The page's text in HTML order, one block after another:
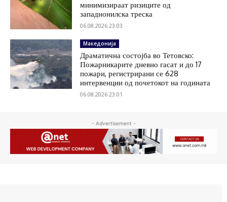
минимизираат ризиците од
западнонилска треска
06.08.2026 23:03
Македонија
Драматична состојба во Тетовско:
Пожарникарите дневно гасат и до 17
пожари, регистрирани се 628
интервенции од почетокот на годината
06.08.2026 23:01
- Advertisement -